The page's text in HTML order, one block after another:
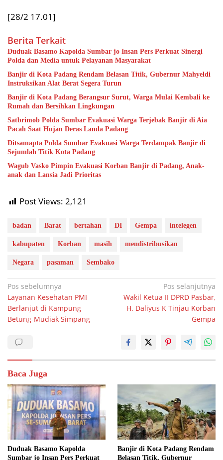
[28/2 17.01]
Berita Terkait
Duduak Basamo Kapolda Sumbar jo Insan Pers Perkuat Sinergi
Polda dan Media untuk Pelayanan Masyarakat
Banjir di Kota Padang Rendam Belasan Titik, Gubernur Mahyeldi
Instruksikan Alat Berat Segera Turun
Banjir di Kota Padang Berangsur Surut, Warga Mulai Kembali ke
Rumah dan Bersihkan Lingkungan
Satbrimob Polda Sumbar Evakuasi Warga Terjebak Banjir di Aia
Pacah Saat Hujan Deras Landa Padang
Ditsamapta Polda Sumbar Evakuasi Warga Terdampak Banjir di
Sejumlah Titik Kota Padang
Wagub Vasko Pimpin Evakuasi Korban Banjir di Padang, Anak-
anak dan Lansia Jadi Prioritas
Post Views: 2,121
badan Barat bertahan DI Gempa intelegen
kabupaten Korban masih mendistribusikan
Negara pasaman Sembako
Navigasi
pos
Pos sebelumnya
Layanan Kesehatan PMI
Berlanjut di Kampung
Betung-Mudiak Simpang
Pos selanjutnya
Wakil Ketua II DPRD Pasbar,
H. Daliyus K Tinjau Korban
Gempa
Baca Juga
Duduak Basamo Kapolda
Sumbar jo Insan Pers Perkuat
Banjir di Kota Padang Rendam
Belasan Titik, Gubernur